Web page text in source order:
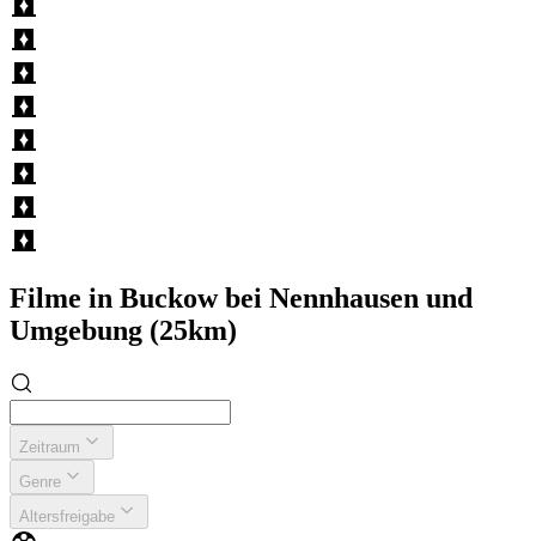
Filme in Buckow bei Nennhausen und
Umgebung (25km)
Zeitraum
Genre
Altersfreigabe